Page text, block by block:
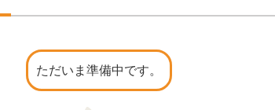
ただいま準備中です。